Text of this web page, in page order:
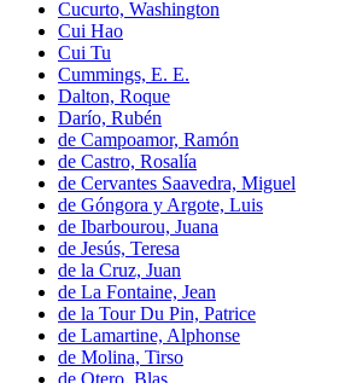
Cucurto, Washington
Cui Hao
Cui Tu
Cummings, E. E.
Dalton, Roque
Darío, Rubén
de Campoamor, Ramón
de Castro, Rosalía
de Cervantes Saavedra, Miguel
de Góngora y Argote, Luis
de Ibarbourou, Juana
de Jesús, Teresa
de la Cruz, Juan
de La Fontaine, Jean
de la Tour Du Pin, Patrice
de Lamartine, Alphonse
de Molina, Tirso
de Otero, Blas